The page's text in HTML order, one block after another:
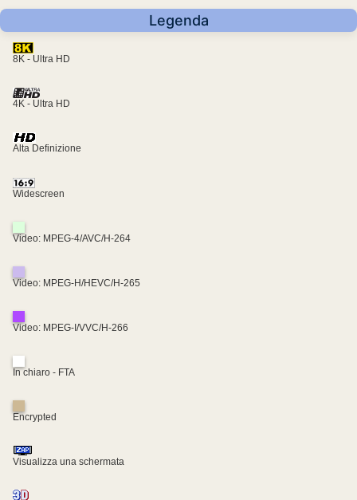
Legenda
8K - Ultra HD
4K - Ultra HD
Alta Definizione
Widescreen
Video: MPEG-4/AVC/H-264
Video: MPEG-H/HEVC/H-265
Video: MPEG-I/VVC/H-266
In chiaro - FTA
Encrypted
Visualizza una schermata